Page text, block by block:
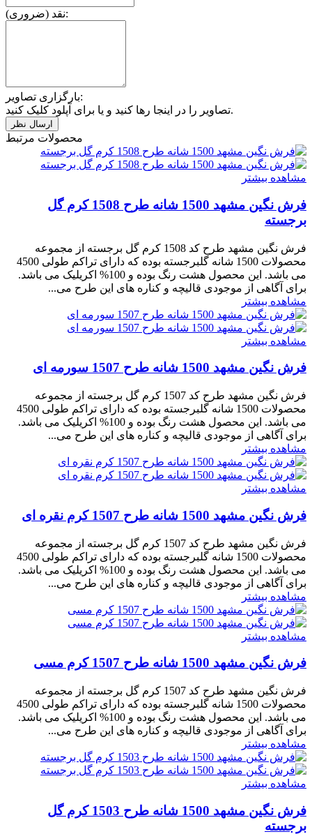
نقد (ضروری):
بارگزاری تصاویر:
تصاویر را در اینجا رها کنید و یا برای آپلود کلیک کنید.
محصولات مرتبط
مشاهده بیشتر
فرش نگین مشهد 1500 شانه طرح 1508 کرم گل
برجسته
فرش نگین مشهد طرح کد 1508 کرم گل برجسته از مجموعه
محصولات 1500 شانه گلبرجسته بوده که دارای تراکم طولی 4500
می باشد. این محصول هشت رنگ بوده و 100% اکریلیک می باشد.
برای آگاهی از موجودی قالیچه و کناره های این طرح می...
مشاهده بیشتر
مشاهده بیشتر
فرش نگین مشهد 1500 شانه طرح 1507 سورمه ای
فرش نگین مشهد طرح کد 1507 کرم گل برجسته از مجموعه
محصولات 1500 شانه گلبرجسته بوده که دارای تراکم طولی 4500
می باشد. این محصول هشت رنگ بوده و 100% اکریلیک می باشد.
برای آگاهی از موجودی قالیچه و کناره های این طرح می...
مشاهده بیشتر
مشاهده بیشتر
فرش نگین مشهد 1500 شانه طرح 1507 کرم نقره ای
فرش نگین مشهد طرح کد 1507 کرم گل برجسته از مجموعه
محصولات 1500 شانه گلبرجسته بوده که دارای تراکم طولی 4500
می باشد. این محصول هشت رنگ بوده و 100% اکریلیک می باشد.
برای آگاهی از موجودی قالیچه و کناره های این طرح می...
مشاهده بیشتر
مشاهده بیشتر
فرش نگین مشهد 1500 شانه طرح 1507 کرم مسی
فرش نگین مشهد طرح کد 1507 کرم گل برجسته از مجموعه
محصولات 1500 شانه گلبرجسته بوده که دارای تراکم طولی 4500
می باشد. این محصول هشت رنگ بوده و 100% اکریلیک می باشد.
برای آگاهی از موجودی قالیچه و کناره های این طرح می...
مشاهده بیشتر
مشاهده بیشتر
فرش نگین مشهد 1500 شانه طرح 1503 کرم گل
برجسته